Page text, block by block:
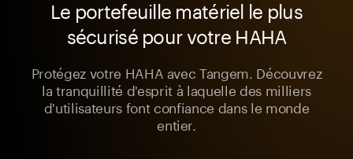
Le portefeuille matériel le plus
sécurisé pour votre HAHA
Protégez votre HAHA avec Tangem. Découvrez
la tranquillité d'esprit à laquelle des milliers
d'utilisateurs font confiance dans le monde
entier.